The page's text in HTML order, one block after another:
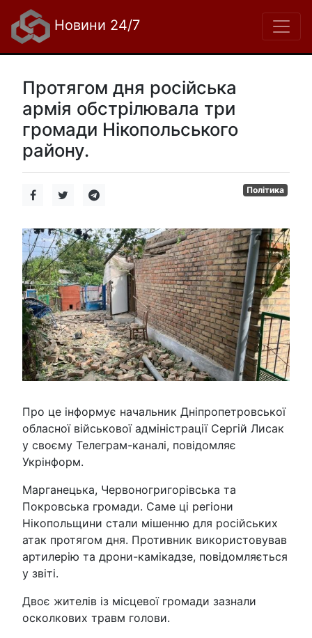
Новини 24/7
Протягом дня російська
армія обстрілювала три
громади Нікопольського
району.
Політика
Про це інформує начальник Дніпропетровської
обласної військової адміністрації Сергій Лисак
у своєму Телеграм-каналі, повідомляє
Укрінформ.
️Марганецька, Червоногригорівська та
Покровська громади. Саме ці регіони
Нікопольщини стали мішенню для російських
атак протягом дня. Противник використовував
артилерію та дрони-камікадзе, повідомляється
у звіті.
Двоє жителів із місцевої громади зазнали
осколкових травм голови.